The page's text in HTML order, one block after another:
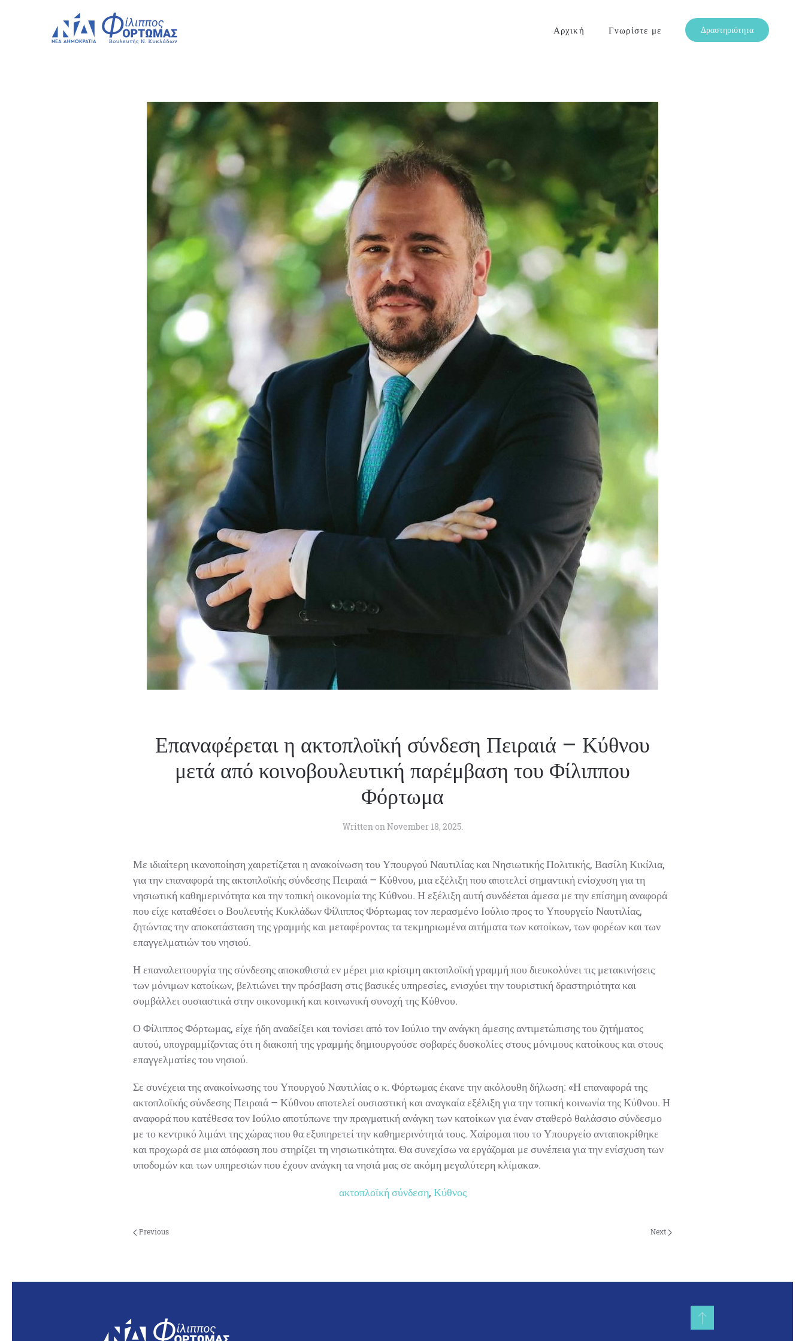
Αρχική Γνωρίστε με Δραστηριότητα
Επαναφέρεται η ακτοπλοϊκή σύνδεση Πειραιά – Κύθνου
μετά από κοινοβουλευτική παρέμβαση του Φίλιππου
Φόρτωμα
Written onNovember 18, 2025.
Με ιδιαίτερη ικανοποίηση χαιρετίζεται η ανακοίνωση του Υπουργού Ναυτιλίας και Νησιωτικής Πολιτικής, Βασίλη Κικίλια,
για την επαναφορά της ακτοπλοϊκής σύνδεσης Πειραιά – Κύθνου, μια εξέλιξη που αποτελεί σημαντική ενίσχυση για τη
νησιωτική καθημερινότητα και την τοπική οικονομία της Κύθνου. Η εξέλιξη αυτή συνδέεται άμεσα με την επίσημη αναφορά
που είχε καταθέσει ο Βουλευτής Κυκλάδων Φίλιππος Φόρτωμας τον περασμένο Ιούλιο προς το Υπουργείο Ναυτιλίας,
ζητώντας την αποκατάσταση της γραμμής και μεταφέροντας τα τεκμηριωμένα αιτήματα των κατοίκων, των φορέων και των
επαγγελματιών του νησιού.
Η επαναλειτουργία της σύνδεσης αποκαθιστά εν μέρει μια κρίσιμη ακτοπλοϊκή γραμμή που διευκολύνει τις μετακινήσεις
των μόνιμων κατοίκων, βελτιώνει την πρόσβαση στις βασικές υπηρεσίες, ενισχύει την τουριστική δραστηριότητα και
συμβάλλει ουσιαστικά στην οικονομική και κοινωνική συνοχή της Κύθνου.
Ο Φίλιππος Φόρτωμας, είχε ήδη αναδείξει και τονίσει από τον Ιούλιο την ανάγκη άμεσης αντιμετώπισης του ζητήματος
αυτού, υπογραμμίζοντας ότι η διακοπή της γραμμής δημιουργούσε σοβαρές δυσκολίες στους μόνιμους κατοίκους και στους
επαγγελματίες του νησιού.
Σε συνέχεια της ανακοίνωσης του Υπουργού Ναυτιλίας ο κ. Φόρτωμας έκανε την ακόλουθη δήλωση: «Η επαναφορά της
ακτοπλοϊκής σύνδεσης Πειραιά – Κύθνου αποτελεί ουσιαστική και αναγκαία εξέλιξη για την τοπική κοινωνία της Κύθνου. Η
αναφορά που κατέθεσα τον Ιούλιο αποτύπωνε την πραγματική ανάγκη των κατοίκων για έναν σταθερό θαλάσσιο σύνδεσμο
με το κεντρικό λιμάνι της χώρας που θα εξυπηρετεί την καθημερινότητά τους. Χαίρομαι που το Υπουργείο ανταποκρίθηκε
και προχωρά σε μια απόφαση που στηρίζει τη νησιωτικότητα. Θα συνεχίσω να εργάζομαι με συνέπεια για την ενίσχυση των
υποδομών και των υπηρεσιών που έχουν ανάγκη τα νησιά μας σε ακόμη μεγαλύτερη κλίμακα».
ακτοπλοϊκή σύνδεση,Κύθνος
Previous Next
Μείνετε Συνδεδεμένοι
Ενημερωθείτε Πρώτοι για τα Τελευταία Νέα
για τις δράσεις του Βουλευτή μας!
X